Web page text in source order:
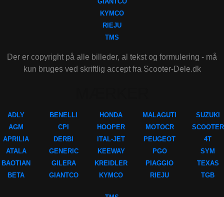
KYMCO
RIEJU
TMS
Der er copyright på alle billeder, al tekst og formulering - må
kun bruges ved skriftlig accept fra Scooter-Dele.dk
ADLY
AGM
APRILIA
ATALA
BAOTIAN
BETA
BENELLI
CPI
DERBI
GENERIC
GILERA
GIANTCO
HONDA
HOOPER
ITAL-JET
KEEWAY
KREIDLER
KYMCO
MALAGUTI
MOTOCR
PEUGEOT
PGO
PIAGGIO
RIEJU
SUZUKI
SCOOTER
4T
SYM
TEXAS
TGB